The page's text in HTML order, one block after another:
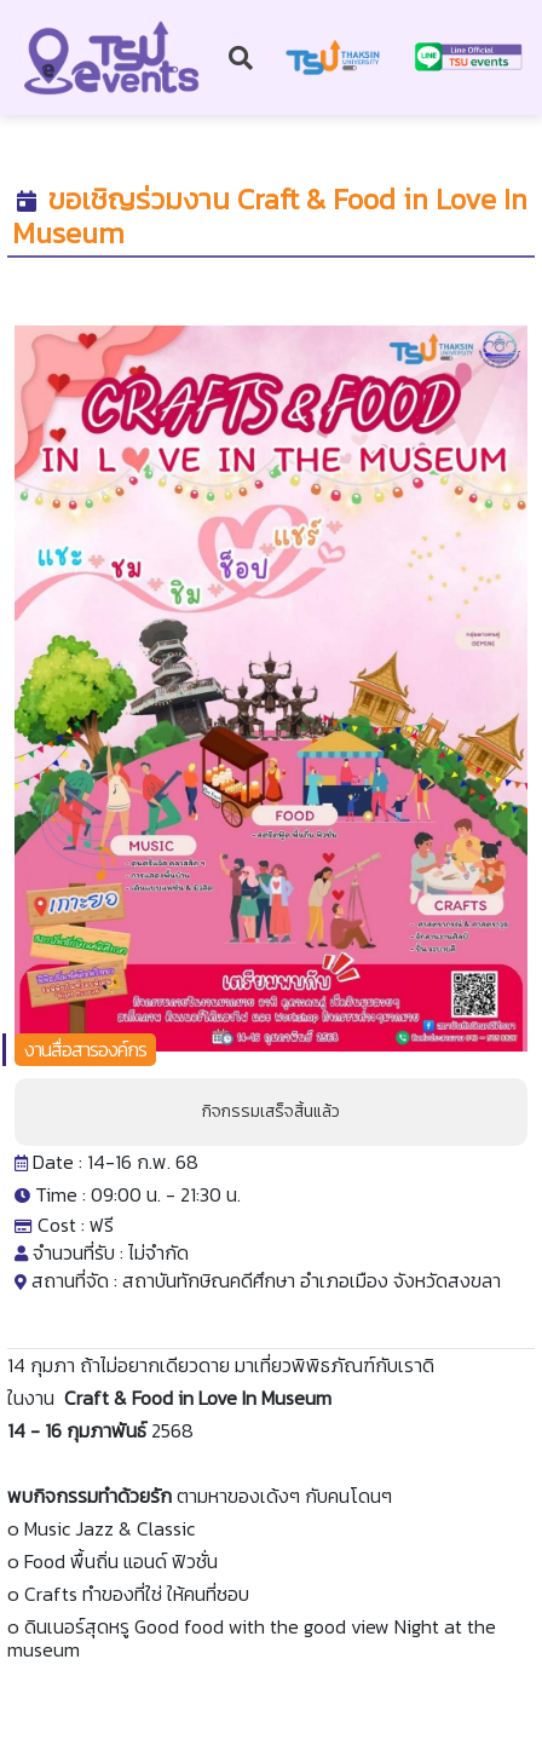
ขอเชิญร่วมงาน Craft & Food in Love In
Museum
งานสื่อสารองค์กร
กิจกรรมเสร็จสิ้นแล้ว
Date : 14-16 ก.พ. 68
Time : 09:00 น. - 21:30 น.
Cost : ฟรี
จำนวนที่รับ : ไม่จำกัด
สถานที่จัด : สถาบันทักษิณคดีศึกษา อำเภอเมือง จังหวัดสงขลา
14 กุมภา ถ้าไม่อยากเดียวดาย มาเที่ยวพิพิธภัณฑ์กับเราดิ
ในงาน Craft & Food in Love In Museum
14 - 16 กุมภาพันธ์2568
พบกิจกรรมทำด้วยรักตามหาของเด้งๆ กับคนโดนๆ
๐ Music Jazz & Classic
๐ Food พื้นถิ่น แอนด์ ฟิวชั่น
๐ Crafts ทำของที่ใช่ ให้คนที่ชอบ
๐ ดินเนอร์สุดหรู Good food with the good view Night at the
museum